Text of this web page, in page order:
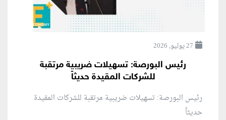
27 يوليو, 2026
رئيس البورصة: تسهيلات ضريبية مرتقبة
للشركات المقيدة حديثاً
رئيس البورصة: تسهيلات ضريبية مرتقبة للشركات المقيدة
حديثاً